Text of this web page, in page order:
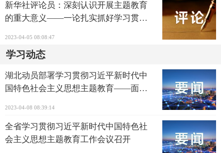
新华社评论员：深刻认识开展主题教育
的重大意义——一论扎实抓好学习贯彻
2023-04-05 08:08:47
学习动态
湖北动员部署学习贯彻习近平新时代中
国特色社会主义思想主题教育——面向
2023-04-08 08:39:14
全省学习贯彻习近平新时代中国特色社
会主义思想主题教育工作会议召开